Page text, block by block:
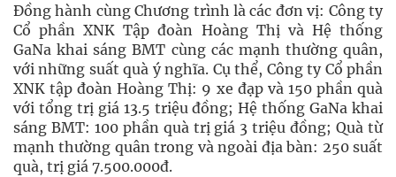
Đồng hành cùng Chương trình là các đơn vị: Công ty
Cổ phần XNK Tập đoàn Hoàng Thị và Hệ thống
GaNa khai sáng BMT cùng các mạnh thường quân,
với những suất quà ý nghĩa. Cụ thể, Công ty Cổ phần
XNK tập đoàn Hoàng Thị: 9 xe đạp và 150 phần quà
với tổng trị giá 13.5 triệu đồng; Hệ thống GaNa khai
sáng BMT: 100 phần quà trị giá 3 triệu đồng; Quà từ
mạnh thường quân trong và ngoài địa bàn: 250 suất
quà, trị giá 7.500.000đ.